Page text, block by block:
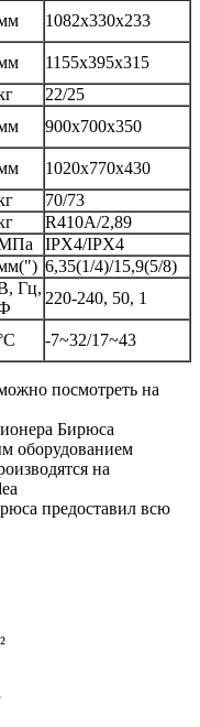
1082x330x233
1155x395x315
22/25
900x700x350
1020x770x430
70/73
R410A/2,89
IPX4/IPX4
6,35(1/4)/15,9(5/8)
Гц,
220-240, 50, 1
-7~32/17~43
посмотреть на
Бирюса
оборудованием
на
предоставил всю